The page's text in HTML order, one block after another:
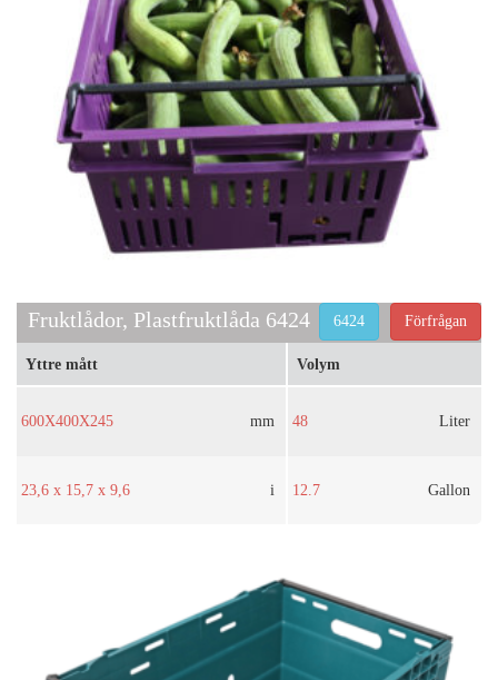
Fruktlådor, Plastfruktlåda 6424 Förfrågan
6424
Yttre mått
600X400X245 mm
23,6 x 15,7 x 9,6 i
Volym
48 Liter
12.7 Gallon